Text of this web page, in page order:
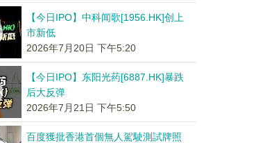
【今日IPO】中科闻歌[1956.HK]创上
市新低
2026年7月20日 下午5:20
【今日IPO】东阳光药[6887.HK]暴跌
后大反弹
2026年7月21日 下午5:50
百度獲批香港首個無人駕駛測試牌照